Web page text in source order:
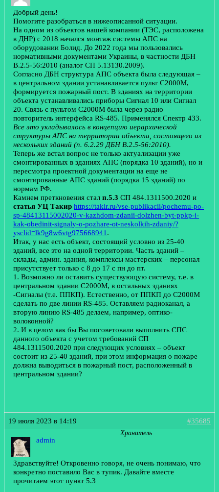
Добрый день!
Помогите разобраться в нижеописанной ситуации.
На одном из объектов нашей компании (ТЭС, расположена
в ДНР) с 2018 начался монтаж системы АПС на
оборудовании Болид. До 2022 года мы пользовались
нормативными документами Украины, в частности ДБН
В.2.5-56:2010 (аналог СП 5.13130.2009).
Согласно ДБН структура АПС объекта была следующая –
в центральном здании устанавливается пульт С2000М,
формируется пожарный пост. В зданиях на территории
объекта устанавливались приборы Сигнал 10 или Сигнал
20. Связь с пультом С2000М была через радио
повторитель интерфейса RS-485. Применялся Спектр 433.
Все это укладывалось в концепцию иерархической
структуры АПС на территории объекта, состоящего из
нескольких зданий (п. 6.2.29 ДБН В.2.5-56:2010).
Теперь же встал вопрос не только актуализации уже
смонтированных в зданиях АПС (порядка 10 зданий), но и
пересмотра проектной документации на еще не
смонтированные АПС зданий (порядка 15 зданий) по
нормам РФ.
Камнем преткновения стал п.5.3 СП 484.1311500.2020 и
статья УЦ Такир https://takir.ru/vse-publikacii/pochemu-po-
sp-48413115002020-v-kazhdom-zdanii-dolzhen-byt-ppkp-i-
kak-obedinit-signaly-o-pozhare-ot-neskolkih-zdaniy/?
ysclid=lk9g8w6vtg975668941 .
Итак, у нас есть объект, состоящий условно из 25-40
зданий, все это на одной территории. Часть зданий –
склады, админ. здания, комплексы мастерских – персонал
присутствует только с 8 до 17 с пн до пт.
1. Возможно ли оставить существующую систему, т.е. в
центральном здании С2000М, в остальных зданиях
-Сигналы (т.е. ППКП). Естественно, от ППКП до С2000М
сделать по две линии RS-485. Оставляем радиоканал, а
вторую линию RS-485 делаем, например, оптико-
волоконной?
2. И в целом как бы Вы посоветовали выполнить СПС
данного объекта с учетом требований СП
484.1311500.2020 при следующих условиях – объект
состоит из 25-40 зданий, при этом информация о пожаре
должна выводиться в пожарный пост, расположенный в
центральном здании?
19 июля 2023 в 14:19 #35685
admin
Хранитель
Здравствуйте! Откровенно говоря, не очень понимаю, что
конкретно поставило Вас в тупик. Давайте вместе
прочитаем этот пункт 5.3